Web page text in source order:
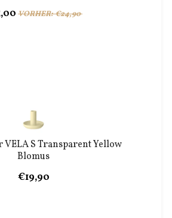
VORHER: €24,90
S Transparent Yellow
Blomus
€19,90